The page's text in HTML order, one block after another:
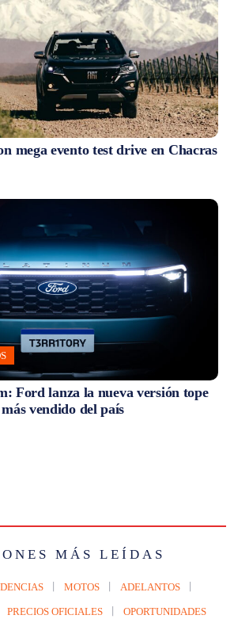
mega evento test drive en Chacras
Ford lanza la nueva versión tope
vendido del país
MÁS LEÍDAS
MOTOS ADELANTOS
PRECIOS OFICIALES OPORTUNIDADES